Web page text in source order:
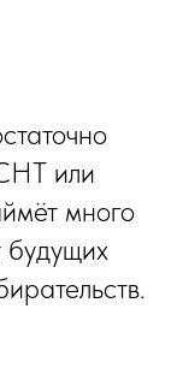
или
много
будущих